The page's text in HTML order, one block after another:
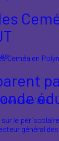
sociales
Ceméa en
le
général des